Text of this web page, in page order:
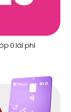
0 lãi phí